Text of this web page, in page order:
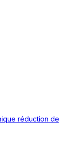
réduction de